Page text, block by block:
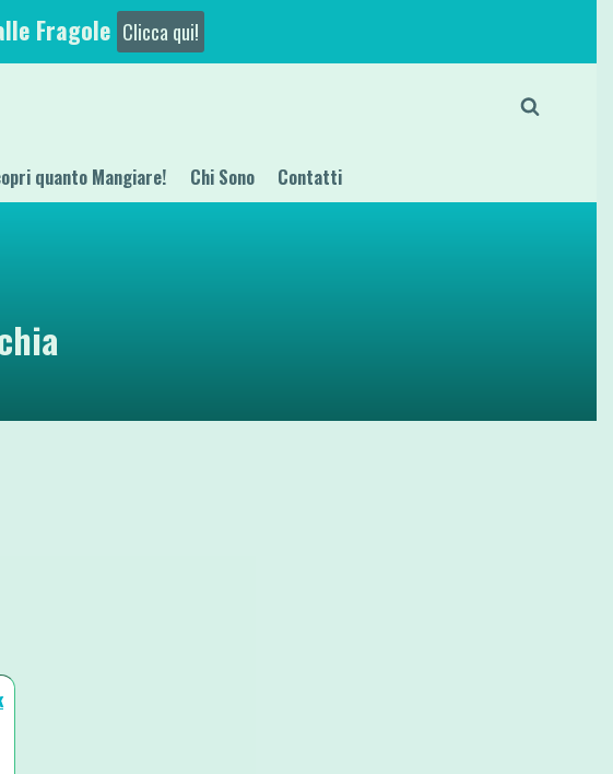
Fragole Clicca qui!
quanto Mangiare! Chi Sono Contatti